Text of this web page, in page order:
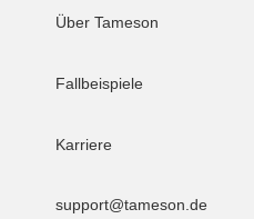
Über Tameson
Fallbeispiele
Karriere
support@tameson.de